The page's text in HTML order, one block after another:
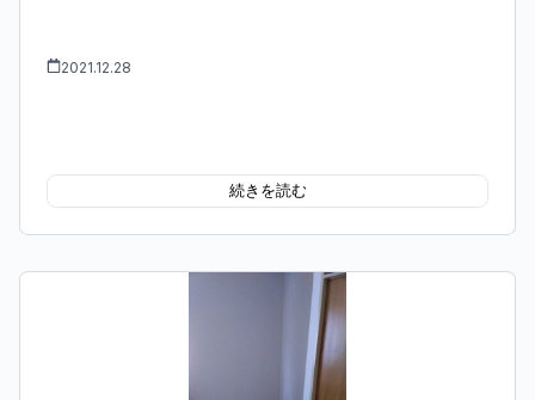
2021.12.28
続きを読む